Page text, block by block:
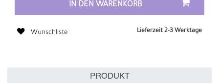
IN DEN WARENKORB
Wunschliste Lieferzeit 2-3 Werktage
PRODUKT